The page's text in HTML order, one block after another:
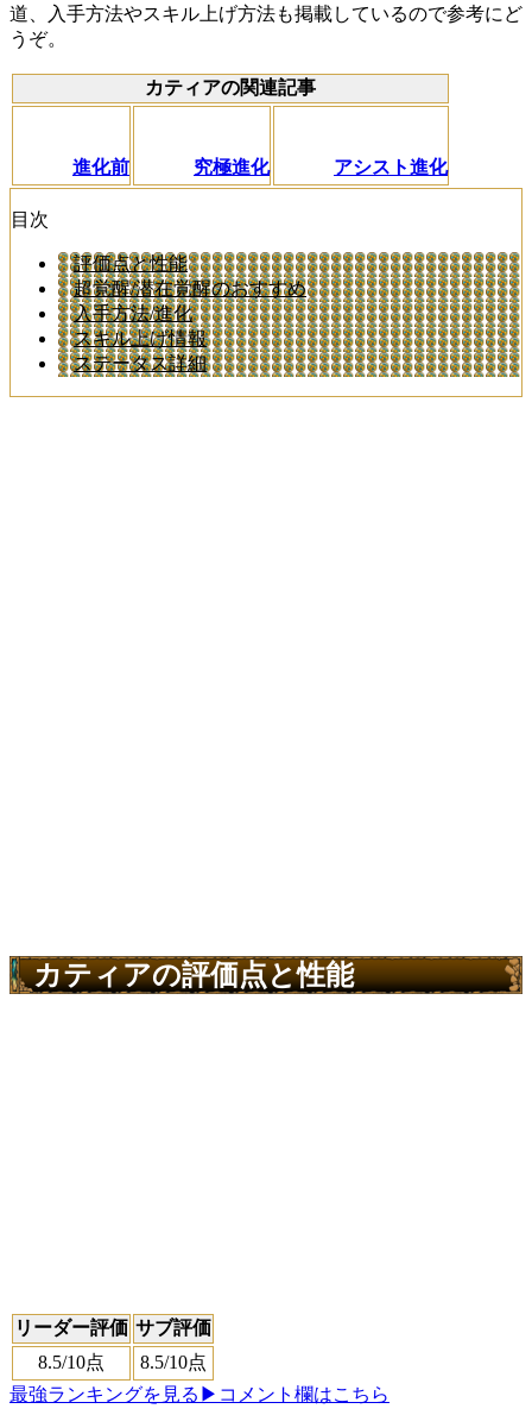
道、入手方法やスキル上げ方法も掲載しているので参考にど
うぞ。
カティアの関連記事
進化前 究極進化 アシスト進化
目次
評価点と性能
超覚醒/潜在覚醒のおすすめ
入手方法/進化
スキル上げ情報
ステータス詳細
カティアの評価点と性能
リーダー評価 サブ評価
8.5/10点 8.5/10点
最強ランキングを見る ▶コメント欄はこちら